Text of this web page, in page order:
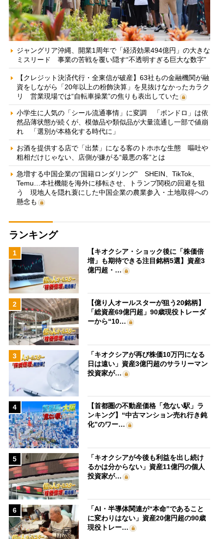
ジャングリア沖縄、開業1周年で「経済効果494億円」の大きな
ミスリード 事業の苦戦を覆い隠す“不透明すぎる巨大な数字”
【クレジット決済代行・全東信が破産】63社もの金融機関が融
資をしながら「20年以上の粉飾決算」を見抜けなかったカラク
リ 営業現場では“自転車操業”の焦りも表出していた
小学生に人気の「シール流通事情」に変調 「ボンドロ」は依
然品薄状態が続くが、模倣品や類似品が大量流通し一部で値崩
れ 「選別が本格化する時代に」
お酒を提供する店で「出禁」になる客のトホホな生態 嘔吐や
粗相だけじゃない、店側が嫌がる“最悪の客”とは
急増する中国企業の“国籍ロンダリング” SHEIN、TikTok、
Temu…本社機能を海外に移転させ、トランプ関税の回避を狙
う 現地人を隠れ蓑にした中国企業の農業参入・土地取得への
懸念も
ランキング
1
【キオクシア・ショック後に「株価倍
増」も期待できる注目銘柄5選】資産3
億円超・…
2
【億り人オールスターが狙う20銘柄】
「総資産69億円超」90歳現役トレーダ
ーから“10…
3
「キオクシアが再び株価10万円になる
日は遠い」資産3億円超のサラリーマン
投資家が…
4
【首都圏の不動産価格「危ない駅」ラ
ンキング】“中古マンション売れ行き鈍
化”のワー…
5
「キオクシアが今後も利益を出し続け
るかは分からない」資産11億円の個人
投資家が…
6
「AI・半導体関連が“本命”であること
に変わりはない」資産20億円超の90歳
現役トレー…